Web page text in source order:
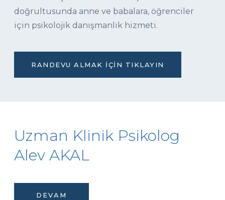
doğrultusunda anne ve babalara, öğrenciler
için psikolojik danışmanlık hizmeti.
RANDEVU ALMAK İÇIN TIKLAYIN
Uzman Klinik Psikolog
Alev AKAL
DEVAM